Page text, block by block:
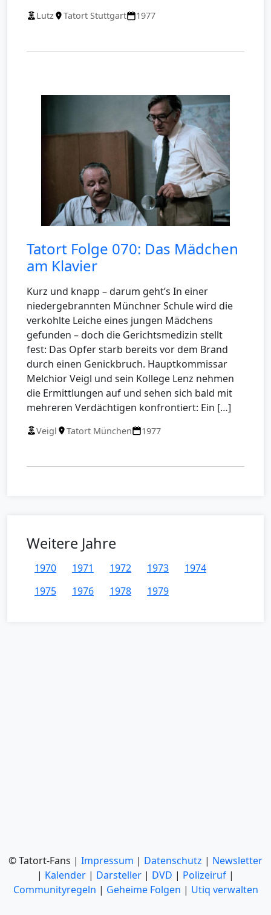
Lutz Tatort Stuttgart 1977
Tatort Folge 070: Das Mädchen
am Klavier
Kurz und knapp – darum geht’s In einer
niedergebrannten Münchner Schule wird die
verkohlte Leiche eines jungen Mädchens
gefunden – doch die Gerichtsmedizin stellt
fest: Das Opfer starb bereits vor dem Brand
durch einen Genickbruch. Hauptkommissar
Melchior Veigl und sein Kollege Lenz nehmen
die Ermittlungen auf und sehen sich bald mit
mehreren Verdächtigen konfrontiert: Ein […]
Veigl Tatort München 1977
Weitere Jahre
1970 1971 1972 1973
1974
1975
1976 1978 1979
© Tatort-Fans | Impressum | Datenschutz | Newsletter
| Kalender | Darsteller | DVD | Polizeiruf |
Communityregeln | Geheime Folgen | Utiq verwalten